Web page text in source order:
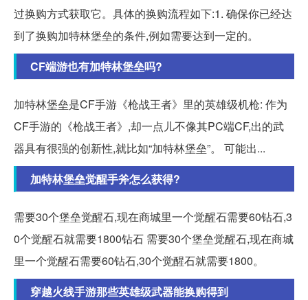
过换购方式获取它。具体的换购流程如下:1. 确保你已经达
到了换购加特林堡垒的条件,例如需要达到一定的。
CF端游也有加特林堡垒吗?
加特林堡垒是CF手游《枪战王者》里的英雄级机枪: 作为
CF手游的《枪战王者》,却一点儿不像其PC端CF,出的武
器具有很强的创新性,就比如“加特林堡垒”。 可能出...
加特林堡垒觉醒手斧怎么获得?
需要30个堡垒觉醒石,现在商城里一个觉醒石需要60钻石,3
0个觉醒石就需要1800钻石 需要30个堡垒觉醒石,现在商城
里一个觉醒石需要60钻石,30个觉醒石就需要1800。
穿越火线手游那些英雄级武器能换购得到